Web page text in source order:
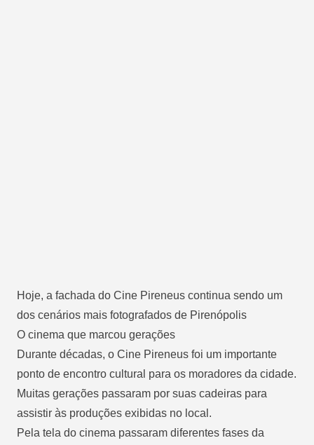
Hoje, a fachada do Cine Pireneus continua sendo um
dos cenários mais fotografados de Pirenópolis
O cinema que marcou gerações
Durante décadas, o Cine Pireneus foi um importante
ponto de encontro cultural para os moradores da cidade.
Muitas gerações passaram por suas cadeiras para
assistir às produções exibidas no local.
Pela tela do cinema passaram diferentes fases da